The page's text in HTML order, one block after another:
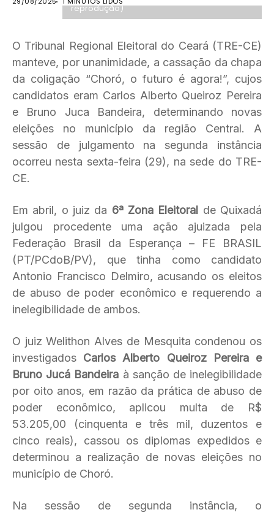
reprodução)
O Tribunal Regional Eleitoral do Ceará (TRE-CE)
manteve, por unanimidade, a cassação da chapa
da coligação “Choró, o futuro é agora!”, cujos
candidatos eram Carlos Alberto Queiroz Pereira
e Bruno Juca Bandeira, determinando novas
eleições no município da região Central. A
sessão de julgamento na segunda instância
ocorreu nesta sexta-feira (29), na sede do TRE-
CE.
Em abril, o juiz da 6ª Zona Eleitoral de Quixadá
julgou procedente uma ação ajuizada pela
Federação Brasil da Esperança – FE BRASIL
(PT/PCdoB/PV), que tinha como candidato
Antonio Francisco Delmiro, acusando os eleitos
de abuso de poder econômico e requerendo a
inelegibilidade de ambos.
O juiz Welithon Alves de Mesquita condenou os
investigados Carlos Alberto Queiroz Pereira e
Bruno Jucá Bandeira à sanção de inelegibilidade
por oito anos, em razão da prática de abuso de
poder econômico, aplicou multa de R$
53.205,00 (cinquenta e três mil, duzentos e
cinco reais), cassou os diplomas expedidos e
determinou a realização de novas eleições no
município de Choró.
Na sessão de segunda instância, o